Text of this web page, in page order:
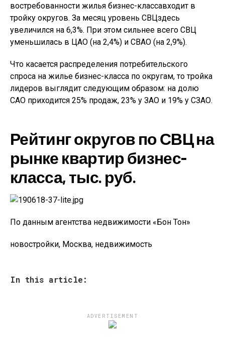
востребованности жилья бизнес-классавходит в
тройку округов. За месяц уровень СВЦздесь
увеличился на 6,3%. При этом сильнее всего СВЦ
уменьшилась в ЦАО (на 2,4%) и СВАО (на 2,9%).
Что касается распределения потребительского
спроса на жилье бизнес-класса по округам, то тройка
лидеров выглядит следующим образом: на долю
САО приходится 25% продаж, 23% у ЗАО и 19% у СЗАО.
Рейтинг округов по СВЦ на
рынке квартир бизнес-
класса, тыс. руб.
По данным агентства недвижимости «Бон Тон»
новостройки, Москва, недвижимость
In this article:
ADVERTISEMENT